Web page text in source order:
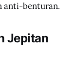
anti-benturan.
Jepitan